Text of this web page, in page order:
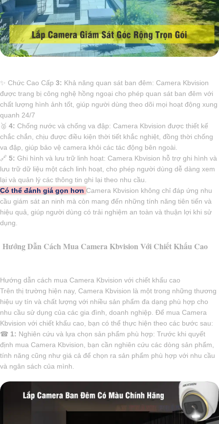
✨ Chức Cao Cấp 3: Khả năng quan sát ban đêm: Camera Kbvision
được trang bị công nghệ hồng ngoại cho phép quan sát ban đêm với
chất lượng hình ảnh tốt, giúp người dùng theo dõi mọi hoạt động xung
quanh 24/7
️🥈 4: Chống nước và chống va đập: Camera Kbvision được thiết kế
chắc chắn, chịu được điều kiện thời tiết khắc nghiệt, đồng thời chống
va đập, giúp bảo vệ camera khỏi các tác động bên ngoài.
🔗 5: Ghi hình và lưu trữ linh hoạt: Camera Kbvision hỗ trợ ghi hình và
lưu trữ dữ liệu một cách linh hoạt, cho phép người dùng dễ dàng xem
lại và quản lý các thông tin ghi lại theo nhu cầu.
Có thể đánh giá gọn hơn Camera Kbvision không chỉ đáp ứng nhu
cầu giám sát an ninh mà còn mang đến những tính năng tiên tiến và
hiệu quả, giúp người dùng có trải nghiệm an toàn và thuận lợi khi sử
dụng.
Hướng Dẫn Cách Mua Camera Kbvision Với Chiết Khấu Cao
Hướng dẫn cách mua Camera Kbvision với chiết khấu cao
Trên thị trường hiện nay, Camera Kbvision là một trong những thương
hiệu uy tín và chất lượng với nhiều sản phẩm đa dạng phù hợp cho
nhu cầu sử dụng của các gia đình, doanh nghiệp. Để mua Camera
Kbvision với chiết khấu cao, bạn có thể thực hiện theo các bước sau:
☎ 1: Nghiên cứu và lựa chọn sản phẩm phù hợp: Trước khi quyết
định mua Camera Kbvision, bạn cần nghiên cứu các dòng sản phẩm,
tính năng cũng như giá cả để chọn ra sản phẩm phù hợp với nhu cầu
và ngân sách của mình.